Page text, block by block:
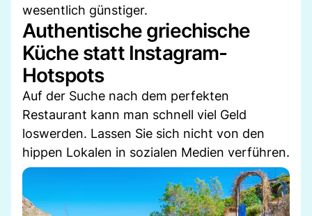
wesentlich günstiger.
Authentische griechische
Küche statt Instagram-
Hotspots
Auf der Suche nach dem perfekten
Restaurant kann man schnell viel Geld
loswerden. Lassen Sie sich nicht von den
hippen Lokalen in sozialen Medien verführen.